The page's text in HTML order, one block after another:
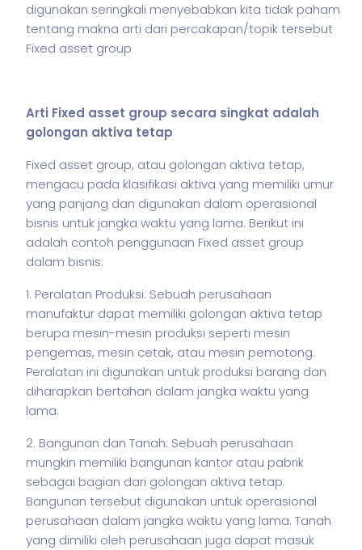
digunakan seringkali menyebabkan kita tidak paham
tentang makna arti dari percakapan/topik tersebut
Fixed asset group
Arti Fixed asset group secara singkat adalah
golongan aktiva tetap
Fixed asset group, atau golongan aktiva tetap,
mengacu pada klasifikasi aktiva yang memiliki umur
yang panjang dan digunakan dalam operasional
bisnis untuk jangka waktu yang lama. Berikut ini
adalah contoh penggunaan Fixed asset group
dalam bisnis:
1. Peralatan Produksi: Sebuah perusahaan
manufaktur dapat memiliki golongan aktiva tetap
berupa mesin-mesin produksi seperti mesin
pengemas, mesin cetak, atau mesin pemotong.
Peralatan ini digunakan untuk produksi barang dan
diharapkan bertahan dalam jangka waktu yang
lama.
2. Bangunan dan Tanah: Sebuah perusahaan
mungkin memiliki bangunan kantor atau pabrik
sebagai bagian dari golongan aktiva tetap.
Bangunan tersebut digunakan untuk operasional
perusahaan dalam jangka waktu yang lama. Tanah
yang dimiliki oleh perusahaan juga dapat masuk